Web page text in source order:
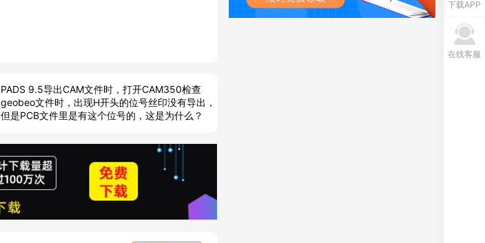
PADS 9.5导出CAM文件时，打开CAM350检查
geobeo文件时，出现H开头的位号丝印没有导出，
但是PCB文件里是有这个位号的，这是为什么？
下载APP
在线客服